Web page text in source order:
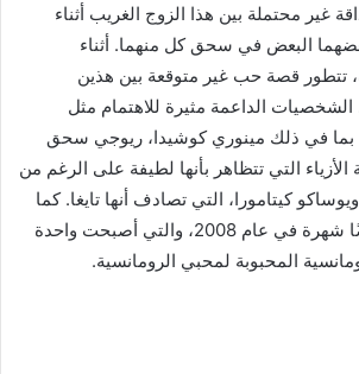
غير محتملة بين هذا الزوج الغريب أثناء
البعض في سحق كل منهما. أثناء
تتطور قصة حب غير متوقعة بين هذين
الشخصيات الداعمة مثيرة للاهتمام مثل
بما في ذلك مينوري كوشيدا، ريوجي سحق
التي تتظاهر بأنها لطيفة على الرغم من
كيتامورا، التي تصادف أنها تايغا. كما
اكتسب المسلسل أيضًا شهرة في عام 2008، والتي أصبحت واحدة
المحبوبة لمحبي الرومانسية.